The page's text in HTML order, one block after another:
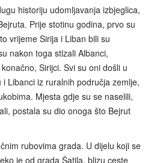
historiju udomljavanja izbjeglica,
Prije stotinu godina, prvo su
vrijeme Sirija i Liban bili su
nakon toga stizali Albanci,
Sirijci. Svi su oni došli u
Libanci iz ruralnih područja zemlje,
Mjesta gdje su se naselili,
postala su dio onoga što Bejrut
rubovima grada. U dijelu koji se
je od grada Šatila, blizu ceste